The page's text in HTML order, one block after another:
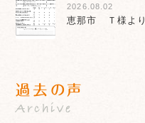
2026.08.02
恵那市 Ｔ様より
過去の声
Archive